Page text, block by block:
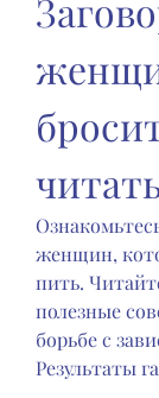
женщин,
пить.
полезные
борьбе с
Результаты